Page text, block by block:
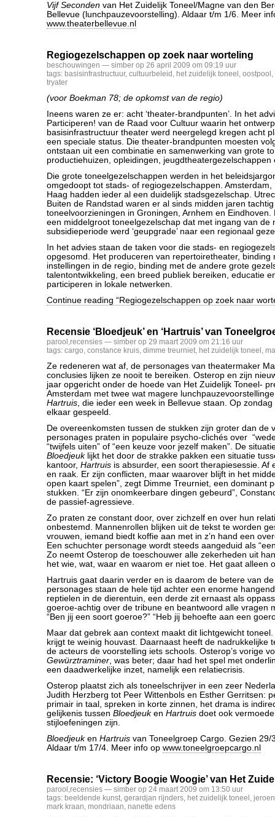
Vijf Seconden van Het Zuidelijk Toneel/Magne van den
Bellevue (lunchpauzevoorstelling). Aldaar t/m 1/6. Meer
www.theaterbellevue.nl
Regiogezelschappen op zoek naar worteling
beschouwingen — simber op 26 april 2009 om 09:19 uur
tags: basisinfrastructuur, cultuurbeleid , het zuidelijk toneel , oostpool ,
tryater
(voor Boekman 78; de opkomst van de regio)
Ineens waren ze er: acht ‘theater-brandpunten’. In het
Participeren! van de Raad voor Cultuur waarin het
basisinfrastructuur theater werd neergelegd kregen acht
een speciale status. Die theater-brandpunten moesten
ontstaan uit een combinatie en samenwerking van grote
productiehuizen, opleidingen, jeugdtheatergezelschappen
Die grote toneelgezelschappen werden in het
omgedoopt tot stads- of regiogezelschappen.
Haag hadden ieder al een duidelijk stadsgezelschap.
Buiten de Randstad waren er al sinds midden jaren
toneelvoorzieningen in Groningen, Arnhem en Eindhoven.
een middelgroot toneelgezelschap dat met ingang van de
subsidieperiode werd ‘geupgrade’ naar een regionaal
In het advies staan de taken voor die stads- en
opgesomd. Het produceren van repertoiretheater, binding
instellingen in de regio, binding met de andere grote
talentontwikkeling, een breed publiek bereiken, educatie
participeren in lokale netwerken.
Continue reading “Regiogezelschappen op zoek naar
Recensie ‘Bloedjeuk’ en ‘Hartruis’ van
parool ,recensies — simber op 29 maart 2009 om 21:16 uur
tags: cargo, constance kruis, dimme treurniet, het zuidelijk toneel ,
Ze redeneren wat af, de personages van theatermaker
conclusies lijken ze nooit te bereiken. Osterop en zijn
jaar opgericht onder de hoede van Het Zuidelijk Toneel-
Amsterdam met twee wat magere
Hartruis, die ieder een week in Bellevue staan. Op
elkaar gespeeld.
De overeenkomsten tussen de stukken zijn groter dan de
personages praten in populaire psycho-clichés over
“twijfels uiten” of “een keuze voor jezelf maken”. De
Bloedjeuklijkt het door de strakke pakken een situatie
kantoor, Hartruis is absurder, een soort therapiesessie. Af
en raak. Er zijn conflicten, maar waarover blijft in het
open kaart spelen”, zegt Dimme Treurniet, een dominant
stukken. “Er zijn onomkeerbare dingen gebeurd”,
de passief-agressieve.
Zo praten ze constant door, over zichzelf en over hun
onbestemd. Mannenrollen blijken uit de tekst te worden
vrouwen, iemand biedt koffie aan met in z’n hand een
Een schuchter personage wordt steeds aangeduid als
Zo neemt Osterop de toeschouwer alle zekerheden uit
het wie, wat, waar en waarom er niet toe. Het gaat alleen
Hartruis gaat daarin verder en is daarom de betere van
personages staan de hele tijd achter een enorme
reptielen in de dierentuin, een derde zit ernaast als
goeroe-achtig over de tribune en beantwoord alle vragen
“Ben jij een soort goeroe?” “Heb jij behoefte aan een
Maar dat gebrek aan context maakt dit lichtgewicht
krijgt te weinig houvast. Daarnaast heeft de nadrukkelijke
de acteurs de voorstelling iets schools. Osterop’s vorige
Gewürztraminer, was beter; daar had het spel met
een daadwerkelijke inzet, namelijk een relatiecrisis.
Osterop plaatst zich als toneelschrijver in een zeer
Judith Herzberg tot Peer Wittenbols en Esther Gerritsen:
primair in taal, spreken in korte zinnen, het drama is
gelijkenis tussen Bloedjeuken Hartruis doet ook
stijloefeningen zijn.
Bloedjeuken Hartruis van Toneelgroep Cargo. Gezien 29/
Aldaar t/m 17/4. Meer info op www.toneelgroepcargo.nl
Recensie: ‘Victory Boogie Woogie’ van Het
parool ,recensies — simber op 24 maart 2009 om 13:50 uur
tags: beeldende kunst, gerardjan rijnders, het zuidelijk toneel ,
mark kraan, mondriaan, nanette edens